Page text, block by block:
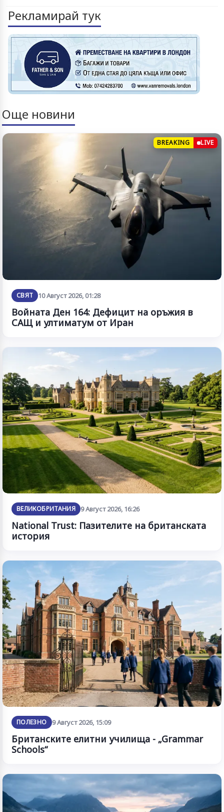
Рекламирай тук
Още новини
BREAKING LIVE
СВЯТ 10 Август 2026, 01:28
Войната Ден 164: Дефицит на оръжия в
САЩ и ултиматум от Иран
ВЕЛИКОБРИТАНИЯ 9 Август 2026, 16:26
National Trust: Пазителите на британската
история
ПОЛЕЗНО 9 Август 2026, 15:09
Британските елитни училища - „Grammar
Schools“